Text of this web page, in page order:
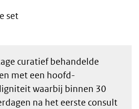
set
curatief behandelde
met een hoofd-
waarbij binnen 30
na het eerste consult